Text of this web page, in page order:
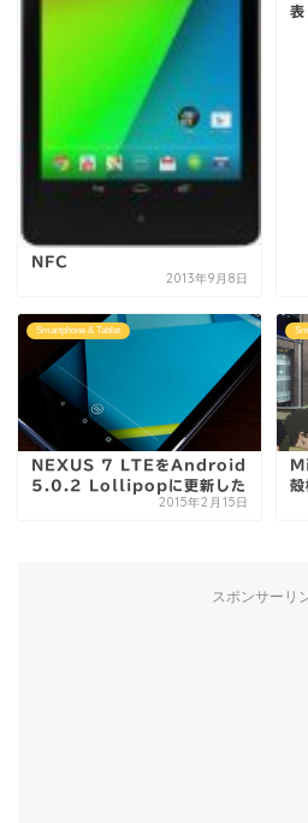
NFC
2013年9月8日
表
Smartphone & Tablet
NEXUS 7 LTEをAndroid
5.0.2 Lollipopに更新した
2015年2月15日
スポンサーリ